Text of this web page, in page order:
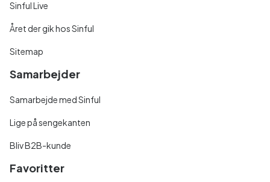
Sinful Live
Året der gik hos Sinful
Sitemap
Samarbejder
Samarbejde med Sinful
Lige på sengekanten
Bliv B2B-kunde
Favoritter